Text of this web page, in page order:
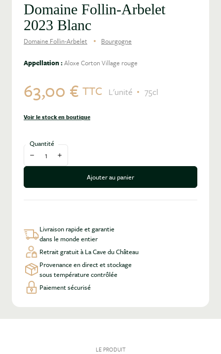
Domaine Follin-Arbelet
2023 Blanc
Domaine Follin-Arbelet Bourgogne
Appellation :Aloxe Corton Village rouge
63,00 € TTC L'unité 75cl
Voir le stock en boutique
Quantité
Diminuer la quantité
Augmenter la quantité
Ajouter au panier
Livraison rapide et garantie
dans le monde entier
Retrait gratuit à La Cave du Château
Provenance en direct et stockage
sous température contrôlée
Paiement sécurisé
LE PRODUIT